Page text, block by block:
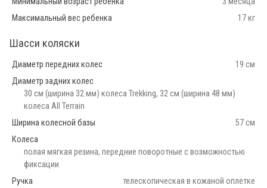
Максимальный вес ребенка
17 кг
Шасси коляски
Диаметр передних колес
19 см
Диаметр задних колес
30 см (ширина 32 мм) колеса Trekking, 32 см (ширина 48 мм)
колеса All Terrain
Ширина колесной базы
57 см
Колеса
полая мягкая резина, передние поворотные с возможностью
фиксации
Ручка
телескопическая в кожаной оплетке